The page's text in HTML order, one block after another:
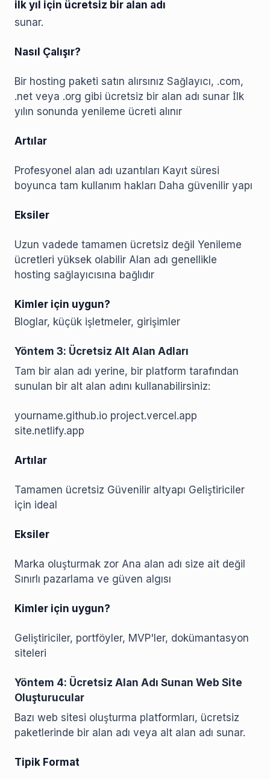
ilk yıl için ücretsiz bir alan adı
sunar.
Nasıl Çalışır?
Bir hosting paketi satın alırsınız Sağlayıcı, .com,
.net veya .org gibi ücretsiz bir alan adı sunar İlk
yılın sonunda yenileme ücreti alınır
Artılar
Profesyonel alan adı uzantıları Kayıt süresi
boyunca tam kullanım hakları Daha güvenilir yapı
Eksiler
Uzun vadede tamamen ücretsiz değil Yenileme
ücretleri yüksek olabilir Alan adı genellikle
hosting sağlayıcısına bağlıdır
Kimler için uygun?
Bloglar, küçük işletmeler, girişimler
Yöntem 3: Ücretsiz Alt Alan Adları
Tam bir alan adı yerine, bir platform tarafından
sunulan bir alt alan adını kullanabilirsiniz:
yourname.github.io project.vercel.app
site.netlify.app
Artılar
Tamamen ücretsiz Güvenilir altyapı Geliştiriciler
için ideal
Eksiler
Marka oluşturmak zor Ana alan adı size ait değil
Sınırlı pazarlama ve güven algısı
Kimler için uygun?
Geliştiriciler, portföyler, MVP'ler, dokümantasyon
siteleri
Yöntem 4: Ücretsiz Alan Adı Sunan Web Site
Oluşturucular
Bazı web sitesi oluşturma platformları, ücretsiz
paketlerinde bir alan adı veya alt alan adı sunar.
Tipik Format